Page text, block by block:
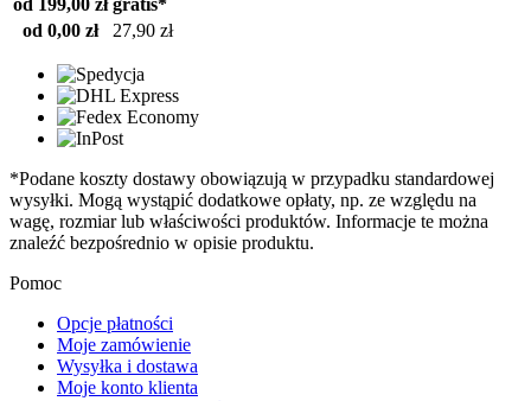
od 199,00 zł gratis*
od 0,00 zł
27,90 zł
*Podane koszty dostawy obowiązują w przypadku standardowej
wysyłki. Mogą wystąpić dodatkowe opłaty, np. ze względu na
wagę, rozmiar lub właściwości produktów. Informacje te można
znaleźć bezpośrednio w opisie produktu.
Pomoc
Opcje płatności
Moje zamówienie
Wysyłka i dostawa
Moje konto klienta